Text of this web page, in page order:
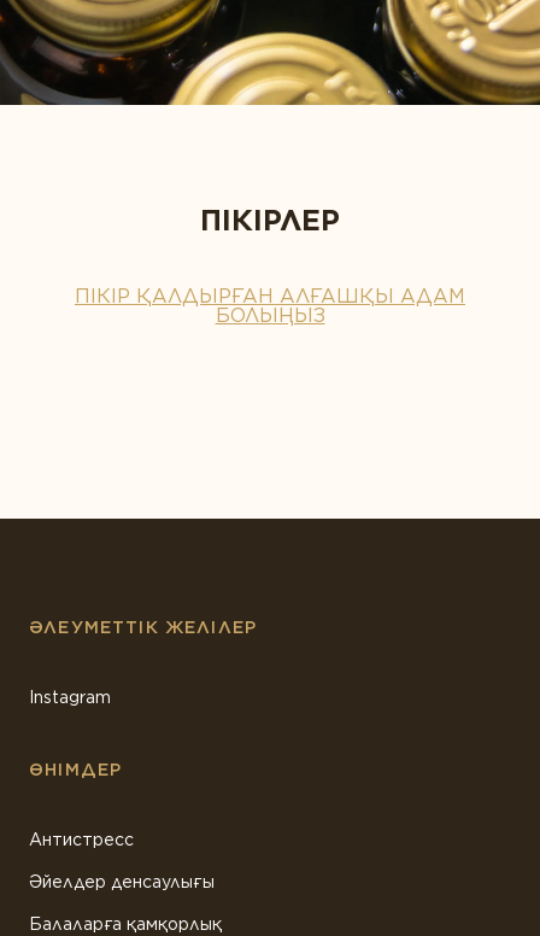
ПІКІРЛЕР
ПІКІР ҚАЛДЫРҒАН АЛҒАШҚЫ АДАМ
БОЛЫҢЫЗ
ӘЛЕУМЕТТІК ЖЕЛІЛЕР
Instagram
ӨНІМДЕР
Антистресс
Әйелдер денсаулығы
Балаларға қамқорлық